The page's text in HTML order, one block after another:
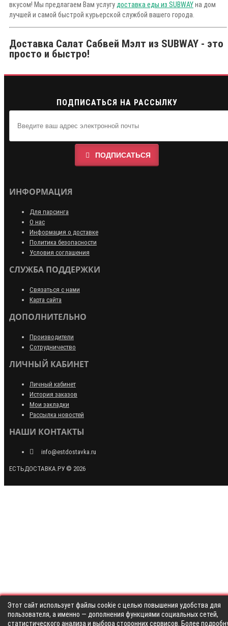
вкусом! Мы предлагаем Вам услугу доставка еды из SUBWAYна дом
лучшей и самой быстрой курьерской службой вашего города.
Доставка Салат Сабвей Мэлт из SUBWAY - это
просто и быстро!
ПОДПИСАТЬСЯ НА РАССЫЛКУ
ПОДПИСАТЬСЯ
ИНФОРМАЦИЯ
Для парсинга
О нас
Информация о доставке
Политика безопасности
Условия соглашения
СЛУЖБА ПОДДЕРЖКИ
Связаться с нами
Карта сайта
ДОПОЛНИТЕЛЬНО
Производители
Сотрудничество
ЛИЧНЫЙ КАБИНЕТ
Личный кабинет
История заказов
Мои закладки
Рассылка новостей
НАШИ КОНТАКТЫ
info@estdostavka.ru
ЕСТЬДОСТАВКА.РУ © 2026
Этот сайт использует файлы cookie с целью повышения удобства для
пользователя, а именно — дополнения функциями социальных сетей,
статистического анализа и выбора сторонних сервисов. Более